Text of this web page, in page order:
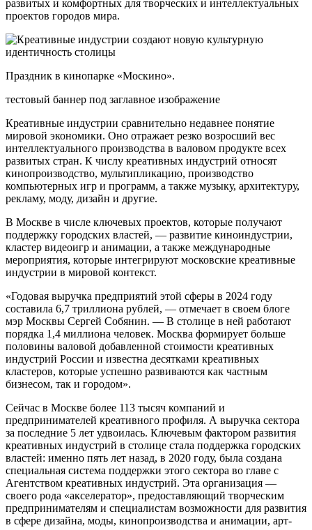
развитых и комфортных для творческих и интеллектуальных
проектов городов мира.
Праздник в кинопарке «Москино».
тестовый баннер под заглавное изображение
Креативные индустрии сравнительно недавнее понятие
мировой экономики. Оно отражает резко возросший вес
интеллектуального производства в валовом продукте всех
развитых стран. К числу креативных индустрий относят
кинопроизводство, мультипликацию, производство
компьютерных игр и программ, а также музыку, архитектуру,
рекламу, моду, дизайн и другие.
В Москве в числе ключевых проектов, которые получают
поддержку городских властей, — развитие киноиндустрии,
кластер видеоигр и анимации, а также международные
мероприятия, которые интегрируют московские креативные
индустрии в мировой контекст.
«Годовая выручка предприятий этой сферы в 2024 году
составила 6,7 триллиона рублей, — отмечает в своем блоге
мэр Москвы Сергей Собянин. — В столице в ней работают
порядка 1,4 миллиона человек. Москва формирует больше
половины валовой добавленной стоимости креативных
индустрий России и известна десятками креативных
кластеров, которые успешно развиваются как частным
бизнесом, так и городом».
Сейчас в Москве более 113 тысяч компаний и
предпринимателей креативного профиля. А выручка сектора
за последние 5 лет удвоилась. Ключевым фактором развития
креативных индустрий в столице стала поддержка городских
властей: именно пять лет назад, в 2020 году, была создана
специальная система поддержки этого сектора во главе с
Агентством креативных индустрий. Эта организация —
своего рода «акселератор», предоставляющий творческим
предпринимателям и специалистам возможности для развития
в сфере дизайна, моды, кинопроизводства и анимации, арт-